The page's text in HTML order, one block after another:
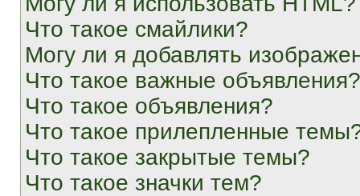
Что такое смайлики?
Могу ли я добавлять
Что такое важные объявления?
Что такое объявления?
Что такое прилепленные
Что такое закрытые темы?
Что такое значки тем?